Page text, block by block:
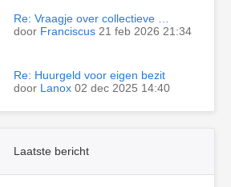
Re: Vraagje over collectieve …
door Franciscus 21 feb 2026 21:34
Re: Huurgeld voor eigen bezit
door Lanox 02 dec 2025 14:40
Laatste bericht